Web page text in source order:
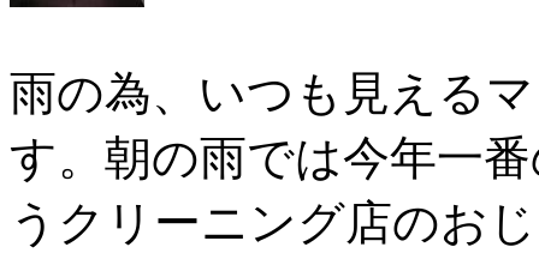
雨の為、いつも見える
す。朝の雨では今年一
うクリーニング店のお